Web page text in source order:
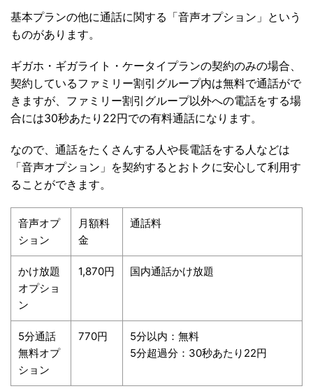
基本プランの他に通話に関する「音声オプション」という
ものがあります。
ギガホ・ギガライト・ケータイプランの契約のみの場合、
契約しているファミリー割引グループ内は無料で通話がで
きますが、ファミリー割引グループ以外への電話をする場
合には30秒あたり22円での有料通話になります。
なので、通話をたくさんする人や長電話をする人などは
「音声オプション」を契約するとおトクに安心して利用す
ることができます。
音声オプ
ション
月額料
金
通話料
かけ放題
オプショ
ン
1,870円 国内通話かけ放題
5分通話
無料オプ
ション
770円
5分以内：無料
5分超過分：30秒あたり22円